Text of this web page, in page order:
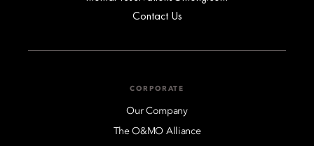
Contact Us
CORPORATE
Our Company
The O&MO Alliance